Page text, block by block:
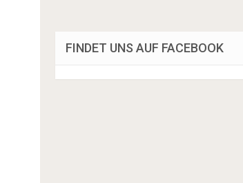
FINDET UNS AUF FACEBOOK